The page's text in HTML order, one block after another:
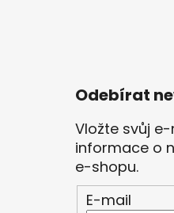
Odebírat
Vložte svůj
informace o
e-shopu.
E-mail